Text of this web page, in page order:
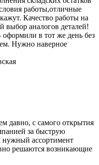
работы,отличные
Качество работы на
аналогов деталей!
оформили в тот же день без
Нужно наверное
давно, с самого открытия
за быструю
нужный ассортимент
решаются возникающие